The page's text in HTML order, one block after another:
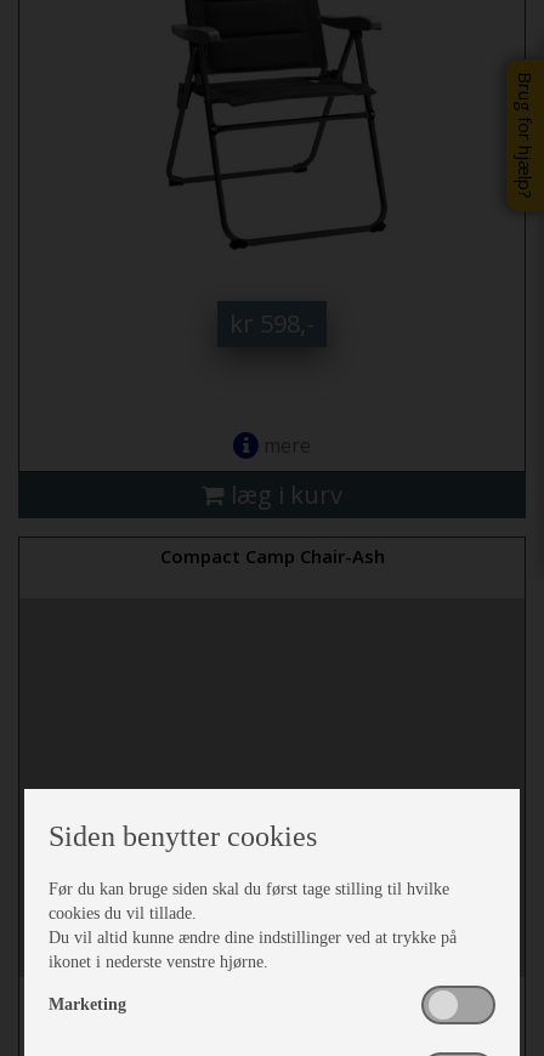
Brug for hjælp?
kr 598,-
mere
læg i kurv
Compact Camp Chair-Ash
Siden benytter cookies
Før du kan bruge siden skal du først tage stilling til hvilke
cookies du vil tillade.
Du vil altid kunne ændre dine indstillinger ved at trykke på
ikonet i nederste venstre hjørne.
Marketing